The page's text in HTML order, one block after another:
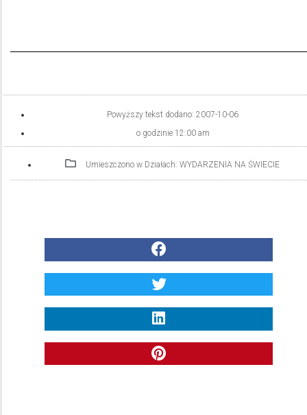
Powyższy tekst dodano: 2007-10-06
o godzinie 12:00 am
Umieszczono w Działach: WYDARZENIA NA ŚWIECIE